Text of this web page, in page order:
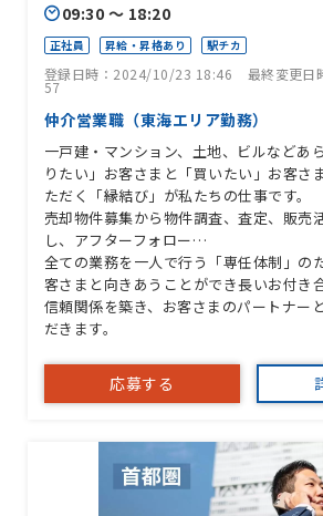
09:30 〜 18:20
正社員 昇給・昇格あり 駅チカ
登録日時：2024/10/23 18:46 最終変更
57
仲介営業職（東海エリア勤務）
一戸建・マンション、土地、ビルなどあ
りたい」お客さまと「買いたい」お客さ
ただく「縁結び」が私たちの仕事です。
売却物件募集から物件調査、査定、販売
し、アフターフォロー…
全ての業務を一人で行う「専任体制」の
客さまと向きあうことができ長いお付き
信頼関係を築き、お客さまのパートナー
だきます。
応募する